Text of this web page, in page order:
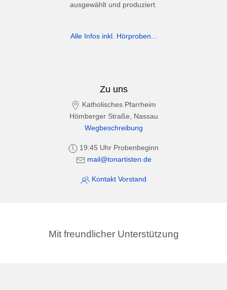
ausgewählt und produziert.
Alle Infos inkl. Hörproben...
Zu uns
Katholisches Pfarrheim
Hömberger Straße, Nassau
Wegbeschreibung
19:45 Uhr Probenbeginn
mail@tonartisten.de
Kontakt Vorstand
Mit freundlicher Unterstützung